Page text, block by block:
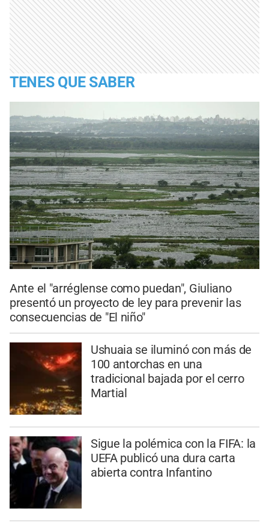
TENES QUE SABER
Ante el "arréglense como puedan", Giuliano
presentó un proyecto de ley para prevenir las
consecuencias de "El niño"
Ushuaia se iluminó con más de
100 antorchas en una
tradicional bajada por el cerro
Martial
Sigue la polémica con la FIFA: la
UEFA publicó una dura carta
abierta contra Infantino